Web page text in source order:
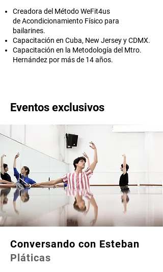
Creadora del Método WeFit4us
de Acondicionamiento Físico para
bailarines.
Capacitación en Cuba, New Jersey y CDMX.
Capacitación en la Metodología del Mtro.
Hernández por más de 14 años.
Eventos exclusivos
Conversando con Esteban
Pláticas